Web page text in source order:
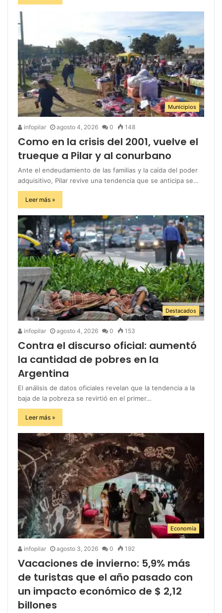
Municipios
infopilar agosto 4, 2026 0 148
Como en la crisis del 2001, vuelve el
trueque a Pilar y al conurbano
Ante el endeudamiento de las familias y la caída del poder
adquisitivo, Pilar revive una tendencia que se anticipa se…
Leer más »
Destacados
infopilar agosto 4, 2026 0 153
Contra el discurso oficial: aumentó
la cantidad de pobres en la
Argentina
El análisis de datos oficiales revelan que la tendencia a la
baja de la pobreza se revirtió en el primer…
Leer más »
Economía
infopilar agosto 3, 2026 0 192
Vacaciones de invierno: 5,9% más
de turistas que el año pasado con
un impacto económico de $ 2,12
billones